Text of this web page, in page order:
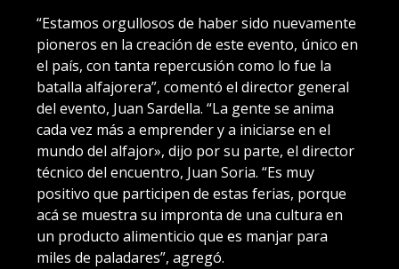
“Estamos orgullosos de haber sido nuevamente
pioneros en la creación de este evento, único en
el país, con tanta repercusión como lo fue la
batalla alfajorera”, comentó el director general
del evento, Juan Sardella. “La gente se anima
cada vez más a emprender y a iniciarse en el
mundo del alfajor», dijo por su parte, el director
técnico del encuentro, Juan Soria. “Es muy
positivo que participen de estas ferias, porque
acá se muestra su impronta de una cultura en
un producto alimenticio que es manjar para
miles de paladares”, agregó.